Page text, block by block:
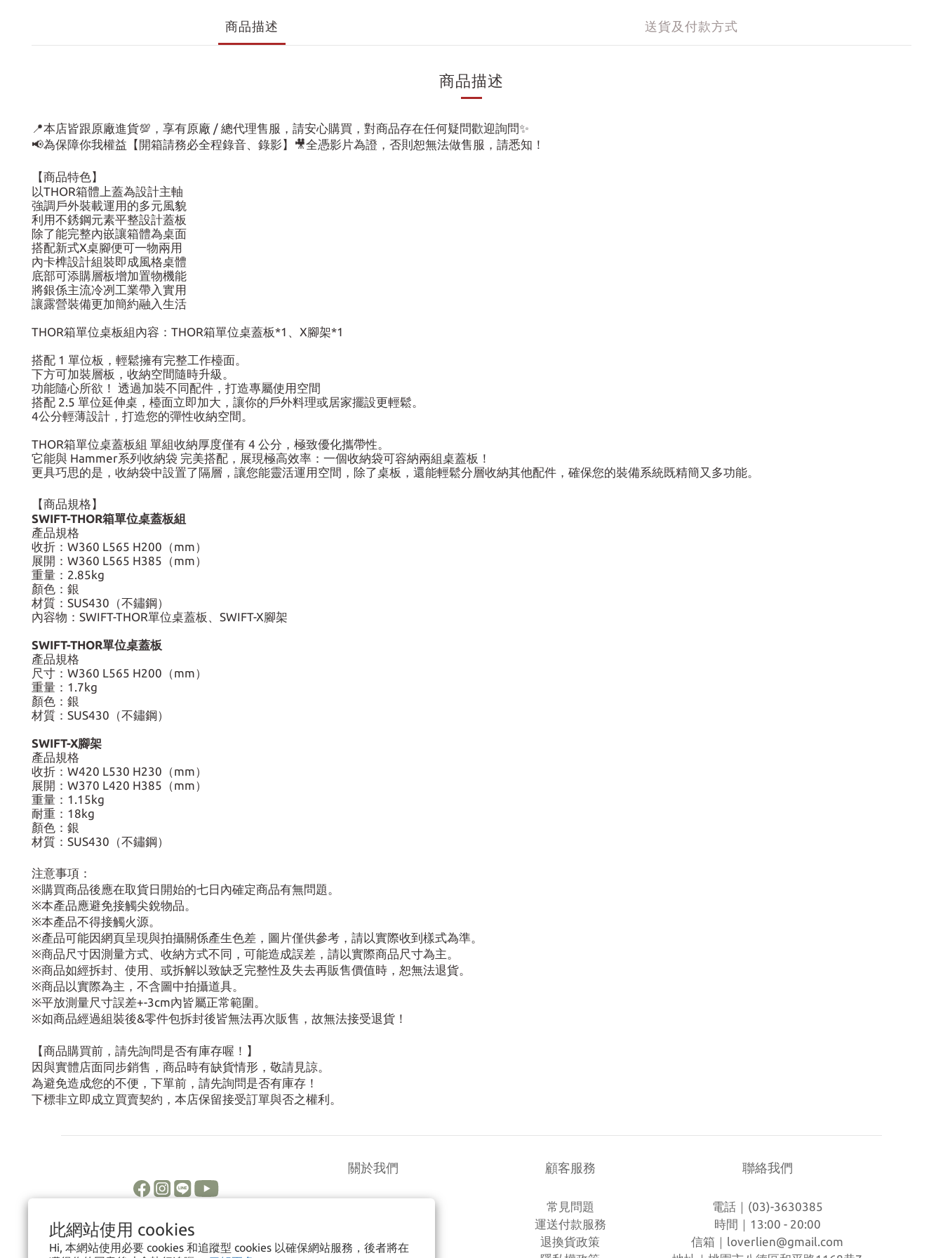
此網站使用 cookies
Hi, 本網站使用必要 cookies 和追蹤型 cookies 以確保網站服務，後者將在
商品描述 送貨及付款方式
商品描述
📍本店皆跟原廠進貨💯，享有原廠 / 總代理售服，請安心購買，對商品存在任何疑問歡迎詢問✨
📢為保障你我權益【開箱請務必全程錄音、錄影】🎥全憑影片為證，否則恕無法做售服，請悉知！
【商品特色】
以THOR箱體上蓋為設計主軸
強調戶外裝載運用的多元風貌
利用不銹鋼元素平整設計蓋板
除了能完整內嵌讓箱體為桌面
搭配新式X桌腳便可一物兩用
內卡榫設計組裝即成風格桌體
底部可添購層板增加置物機能
將銀係主流冷冽工業帶入實用
讓露營裝備更加簡約融入生活
THOR箱單位桌板組內容：THOR箱單位桌蓋板*1、X腳架*1
搭配 1 單位板，輕鬆擁有完整工作檯面。
下方可加裝層板，收納空間隨時升級。
功能隨心所欲！ 透過加裝不同配件，打造專屬使用空間
搭配 2.5 單位延伸桌，檯面立即加大，讓你的戶外料理或居家擺設更輕鬆。
4公分輕薄設計，打造您的彈性收納空間。
THOR箱單位桌蓋板組 單組收納厚度僅有 4 公分，極致優化攜帶性。
它能與 Hammer系列收納袋 完美搭配，展現極高效率：一個收納袋可容納兩組桌蓋板！
更具巧思的是，收納袋中設置了隔層，讓您能靈活運用空間，除了桌板，還能輕鬆分層收納其他配件，確保您的裝備系統既精簡又多功能。
【商品規格】
SWIFT-THOR箱單位桌蓋板組
產品規格
收折：W360 L565 H200（mm）
展開：W360 L565 H385（mm）
重量：2.85kg
顏色：銀
材質：SUS430（不鏽鋼）
內容物：SWIFT-THOR單位桌蓋板、SWIFT-X腳架
SWIFT-THOR單位桌蓋板
產品規格
尺寸：W360 L565 H200（mm）
重量：1.7kg
顏色：銀
材質：SUS430（不鏽鋼）
SWIFT-X腳架
產品規格
收折：W420 L530 H230（mm）
展開：W370 L420 H385（mm）
重量：1.15kg
耐重：18kg
顏色：銀
材質：SUS430（不鏽鋼）
注意事項：
※購買商品後應在取貨日開始的七日內確定商品有無問題。
※本產品應避免接觸尖銳物品。
※本產品不得接觸火源。
※產品可能因網頁呈現與拍攝關係產生色差，圖片僅供參考，請以實際收到樣式為準。
※商品尺寸因測量方式、收納方式不同，可能造成誤差，請以實際商品尺寸為主。
※商品如經拆封、使用、或拆解以致缺乏完整性及失去再販售價值時，恕無法退貨。
※商品以實際為主，不含圖中拍攝道具。
※平放測量尺寸誤差+-3cm內皆屬正常範圍。
※如商品經過組裝後&零件包拆封後皆無法再次販售，故無法接受退貨！
【商品購買前，請先詢問是否有庫存喔！】
因與實體店面同步銷售，商品時有缺貨情形，敬請見諒。
為避免造成您的不便，下單前，請先詢問是否有庫存！
下標非立即成立買賣契約，本店保留接受訂單與否之權利。
關於我們 顧客服務
常見問題
運送付款服務
退換貨政策
聯絡我們
電話｜(03)-3630385
時間｜13:00 - 20:00
信箱｜ loverlien@gmail.com